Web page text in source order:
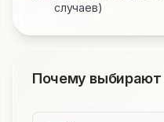
случаев)
Почему выбирают